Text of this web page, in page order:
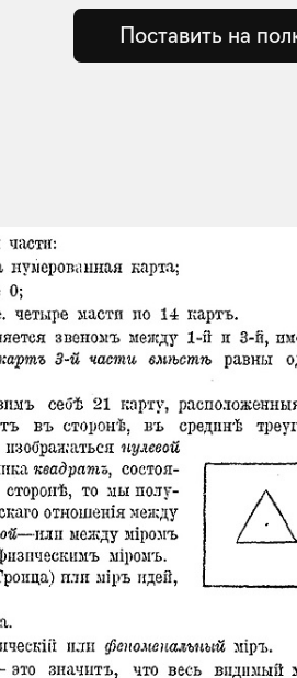
Поставить на